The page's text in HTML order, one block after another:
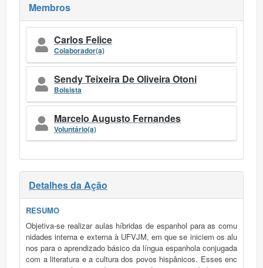
Membros
Carlos Felice
Colaborador(a)
Sendy Teixeira De Oliveira Otoni
Bolsista
Marcelo Augusto Fernandes
Voluntário(a)
Detalhes da Ação
RESUMO
Objetiva-se realizar aulas híbridas de espanhol para as comu
nidades interna e externa à UFVJM, em que se iniciem os alu
nos para o aprendizado básico da língua espanhola conjugada
com a literatura e a cultura dos povos hispânicos. Esses enc